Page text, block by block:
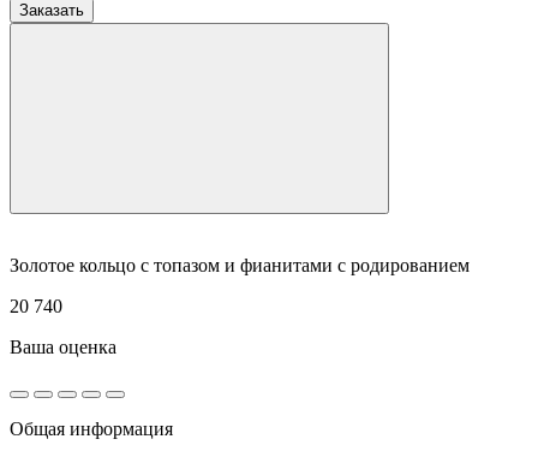
Заказать
Золотое кольцо с топазом и фианитами с родированием
20 740
Ваша оценка
Общая информация